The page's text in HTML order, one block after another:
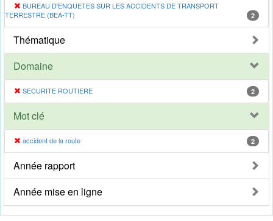
BUREAU D'ENQUETES SUR LES ACCIDENTS DE TRANSPORT
TERRESTRE (BEA-TT)
2
Thématique
Domaine
SECURITE ROUTIERE 2
Mot clé
accident de la route 2
Année rapport
Année mise en ligne